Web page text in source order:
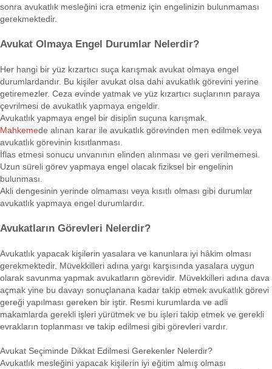
sonra avukatlık mesleğini icra etmeniz için engelinizin bulunmaması
gerekmektedir.
Avukat Olmaya Engel Durumlar Nelerdir?
Her hangi bir yüz kızartıcı suça karışmak avukat olmaya engel
durumlardandır. Bu kişiler avukat olsa dahi avukatlık görevini yerine
getiremezler. Ceza evinde yatmak ve yüz kızartıcı suçlarının paraya
çevrilmesi de avukatlık yapmaya engeldir.
Avukatlık yapmaya engel bir disiplin suçuna karışmak.
Mahkemede alınan karar ile avukatlık görevinden men edilmek veya
avukatlık görevinin kısıtlanması.
İflas etmesi sonucu unvanının elinden alınması ve geri verilmemesi.
Uzun süreli görev yapmaya engel olacak fiziksel bir engelinin
bulunması.
Akli dengesinin yerinde olmaması veya kısıtlı olması gibi durumlar
avukatlık yapmaya engel durumlardır.
Avukatların Görevleri Nelerdir?
Avukatlık yapacak kişilerin yasalara ve kanunlara iyi hâkim olması
gerekmektedir. Müvekkilleri adına yargı karşısında yasalara uygun
olarak savunma yapmak avukatların görevidir. Müvekkilleri adına dava
açmak yine bu davayı sonuçlanana kadar takip etmek avukatlık görevi
gereği yapılması gereken bir iştir. Resmi kurumlarda ve adli
makamlarda gerekli işleri yürütmek ve bu işleri takip etmek ve gerekli
evrakların toplanması ve takip edilmesi gibi görevleri vardır.
Avukat Seçiminde Dikkat Edilmesi Gerekenler Nelerdir?
Avukatlık mesleğini yapacak kişilerin iyi eğitim almış olması